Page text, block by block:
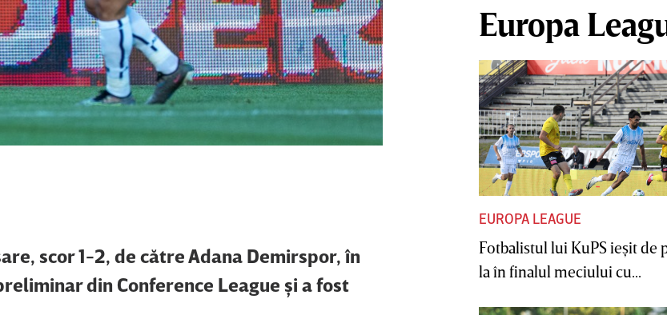
scor 1-2, de către Adana Demirspor, în
din Conference League şi a fost
Europa
EUROPA LEAGUE
Fotbalistul lui KuPS ieşit de
la în finalul meciului cu...